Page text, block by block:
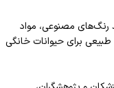
رنگ‌های مصنوعی، مواد
برای حیوانات خانگی